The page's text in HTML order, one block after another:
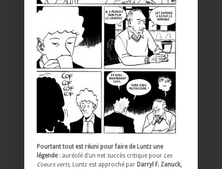
Pourtant tout est réuni pour faire de Luntz une
légende: auréolé d’un net succès critique pour Les
Coeurs verts, Luntz est approché par Darryl F. Zanuck,